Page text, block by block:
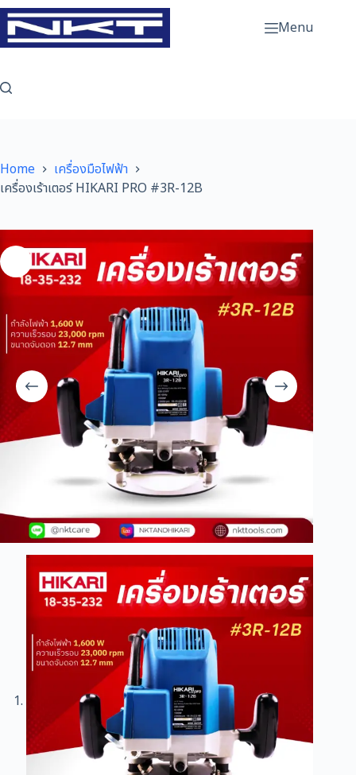
Skip
to
content
Menu
Home
เครื่องมือไฟฟ้า
เครื่องเร้าเตอร์ HIKARI PRO #3R-12B